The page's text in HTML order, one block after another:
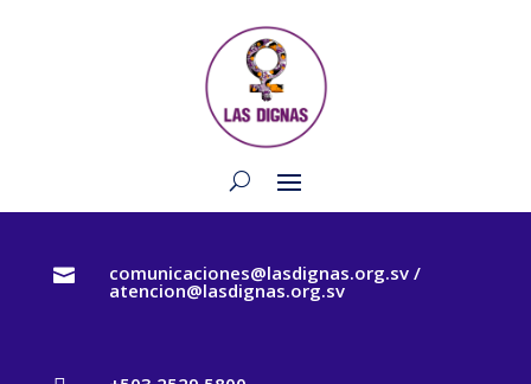
 comunicaciones@lasdignas.org.sv /
atencion@lasdignas.org.sv